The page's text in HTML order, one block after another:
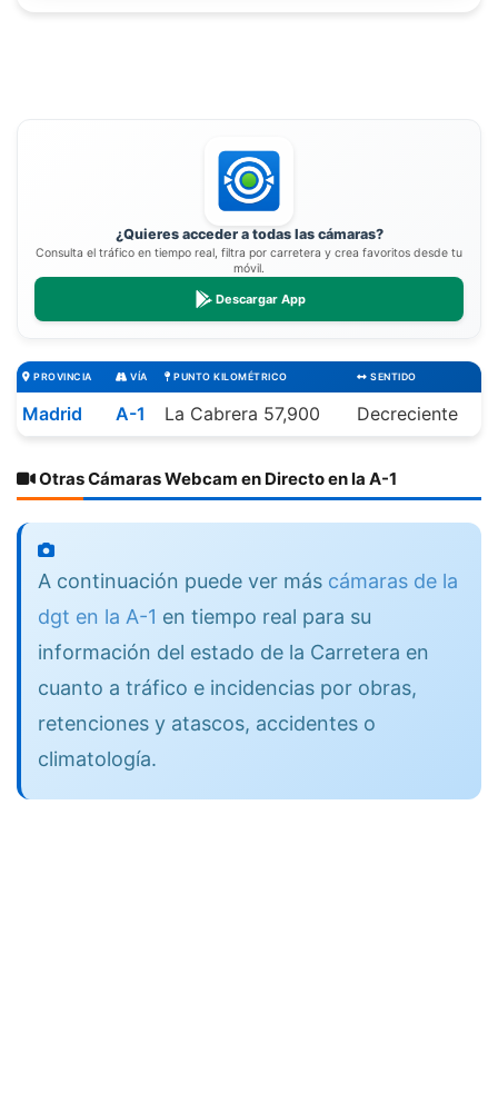
¿Quieres acceder a todas las cámaras?
Consulta el tráfico en tiempo real, filtra por carretera y crea favoritos desde tu
móvil.
Descargar App
PROVINCIA VÍA PUNTO KILOMÉTRICO SENTIDO
Madrid A-1 La Cabrera 57,900 Decreciente
Otras Cámaras Webcam en Directo en la A-1
A continuación puede ver más cámaras de la
dgt en la A-1 en tiempo real para su
información del estado de la Carretera en
cuanto a tráfico e incidencias por obras,
retenciones y atascos, accidentes o
climatología.